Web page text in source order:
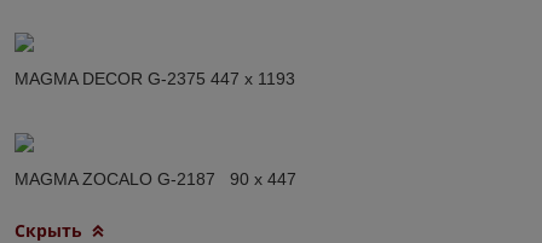
MAGMA DECOR G-2375 447 x 1193
MAGMA ZOCALO G-2187 90 x 447
Скрыть